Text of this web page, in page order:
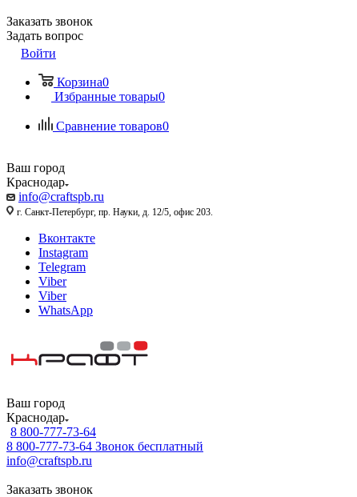
Заказать звонок
Задать вопрос
Войти
Корзина0
Избранные товары0
Сравнение товаров0
Ваш город
Краснодар
info@craftspb.ru
г. Санкт-Петербург, пр. Науки, д. 12/5, офис 203.
Вконтакте
Instagram
Telegram
Viber
Viber
WhatsApp
Ваш город
Краснодар
8 800-777-73-64
8 800-777-73-64 Звонок бесплатный
info@craftspb.ru
Заказать звонок